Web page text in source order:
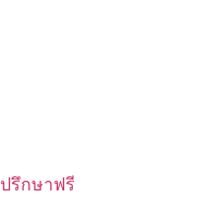
ปรึกษาฟรี